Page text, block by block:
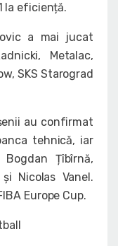
la eficiență.
a mai jucat
Metalac,
SKS Starograd
au confirmat
tehnică, iar
Țîbîrnă,
Nicolas Vanel.
Europe Cup.